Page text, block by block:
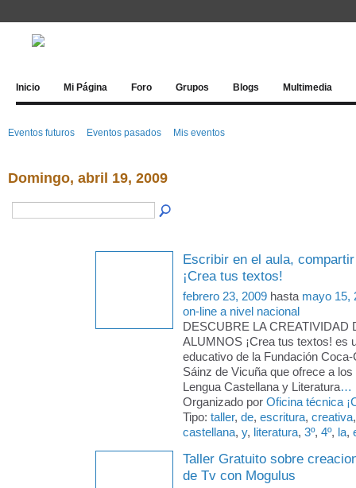
Inicio Mi Página Foro Grupos Blogs Multimedia
Eventos futuros Eventos pasados Mis eventos
Domingo, abril 19, 2009
Escribir en el aula,
¡Crea tus textos!
febrero 23, 2009 hasta mayo 15,
on-line a nivel nacional
DESCUBRE LA CREATIVIDAD
ALUMNOS ¡Crea tus textos! es
educativo de la Fundación
Sáinz de Vicuña que ofrece a
Lengua Castellana y Literatura…
Organizado por Oficina técnica
Tipo: taller, de, escritura, creativa
castellana, y, literatura, 3º, 4º, la,
Taller Gratuito sobre
de Tv con Mogulus